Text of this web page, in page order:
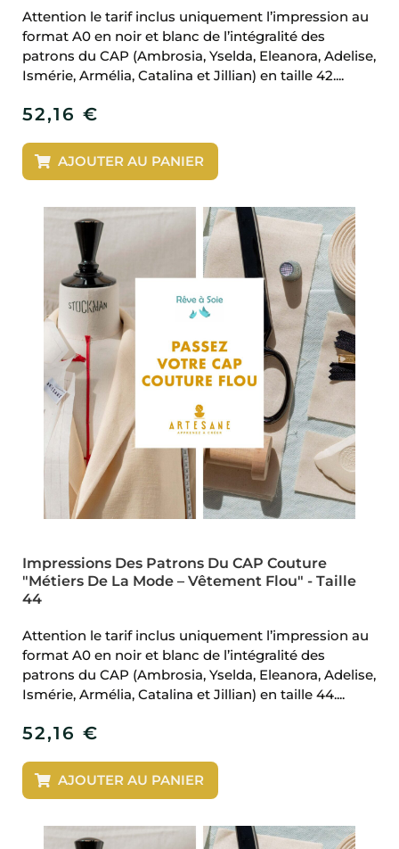
Attention le tarif inclus uniquement l’impression au
format A0 en noir et blanc de l’intégralité des
patrons du CAP (Ambrosia, Yselda, Eleanora, Adelise,
Ismérie, Armélia, Catalina et Jillian) en taille 42....
52,16 €
AJOUTER AU PANIER
Impressions Des Patrons Du CAP Couture
"Métiers De La Mode – Vêtement Flou" - Taille
44
Attention le tarif inclus uniquement l’impression au
format A0 en noir et blanc de l’intégralité des
patrons du CAP (Ambrosia, Yselda, Eleanora, Adelise,
Ismérie, Armélia, Catalina et Jillian) en taille 44....
52,16 €
AJOUTER AU PANIER